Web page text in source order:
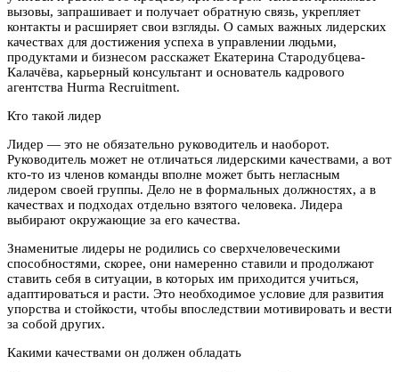
вызовы, запрашивает и получает обратную связь, укрепляет
контакты и расширяет свои взгляды. О самых важных лидерских
качествах для достижения успеха в управлении людьми,
продуктами и бизнесом расскажет Екатерина Стародубцева-
Калачёва, карьерный консультант и основатель кадрового
агентства Hurma Recruitment.
Кто такой лидер
Лидер — это не обязательно руководитель и наоборот.
Руководитель может не отличаться лидерскими качествами, а вот
кто-то из членов команды вполне может быть негласным
лидером своей группы. Дело не в формальных должностях, а в
качествах и подходах отдельно взятого человека. Лидера
выбирают окружающие за его качества.
Знаменитые лидеры не родились со сверхчеловеческими
способностями, скорее, они намеренно ставили и продолжают
ставить себя в ситуации, в которых им приходится учиться,
адаптироваться и расти. Это необходимое условие для развития
упорства и стойкости, чтобы впоследствии мотивировать и вести
за собой других.
Какими качествами он должен обладать